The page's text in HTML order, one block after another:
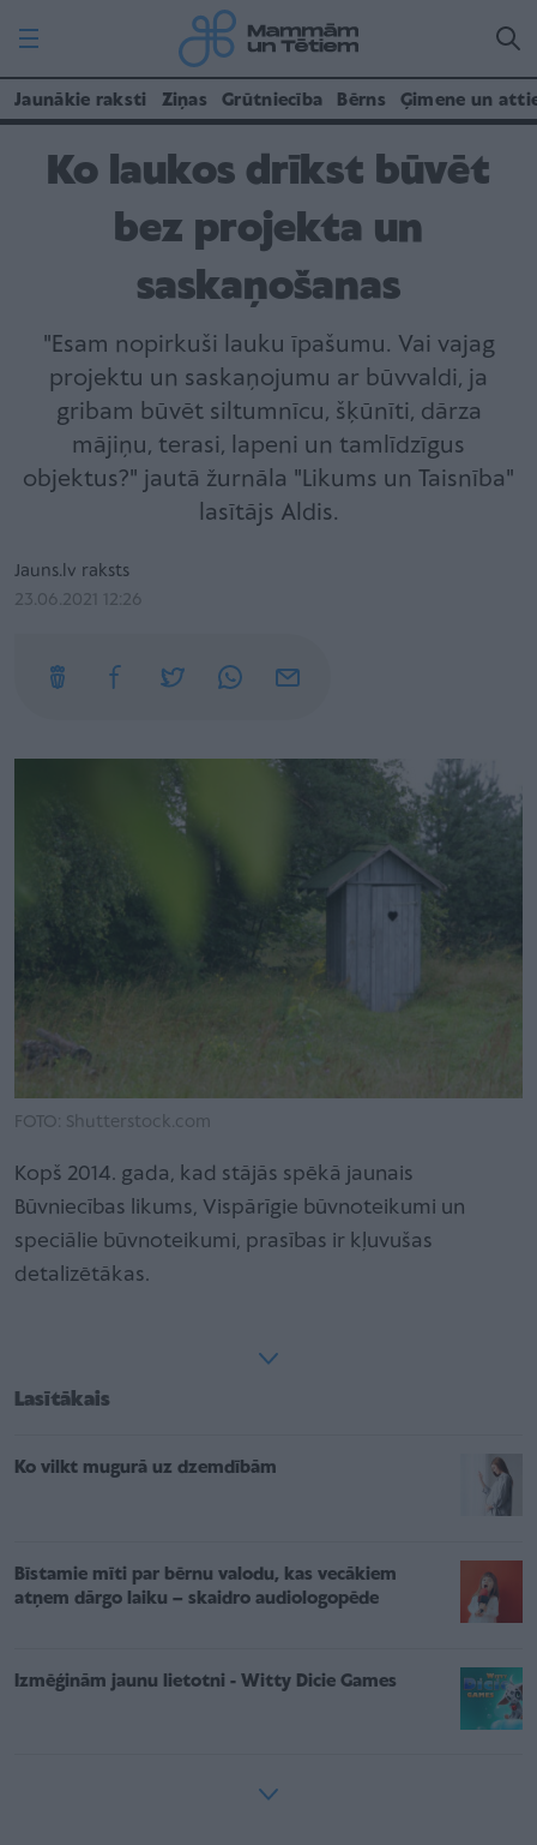
Jaunākie raksti Ziņas Grūtniecība Bērns Ģimene un
Ko laukos drīkst būvēt
bez projekta un
saskaņošanas
"Esam nopirkuši lauku īpašumu. Vai vajag
projektu un saskaņojumu ar būvvaldi, ja
gribam būvēt siltumnīcu, šķūnīti, dārza
mājiņu, terasi, lapeni un tamlīdzīgus
objektus?" jautā žurnāla "Likums un Taisnība"
lasītājs Aldis.
Jauns.lv raksts
23.06.2021 12:26
FOTO: Shutterstock.com
Kopš 2014. gada, kad stājās spēkā jaunais
Būvniecības likums, Vispārīgie būvnoteikumi un
speciālie būvnoteikumi, prasības ir kļuvušas
detalizētākas.
Lasītākais
Ko vilkt mugurā uz dzemdībām
Bīstamie mīti par bērnu valodu, kas vecākiem
atņem dārgo laiku – skaidro audiologopēde
Izmēģinām jaunu lietotni - Witty Dicie Games